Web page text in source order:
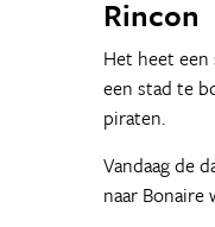
Rincon
Het heet
een stad te
piraten.
Vandaag de
naar Bonaire